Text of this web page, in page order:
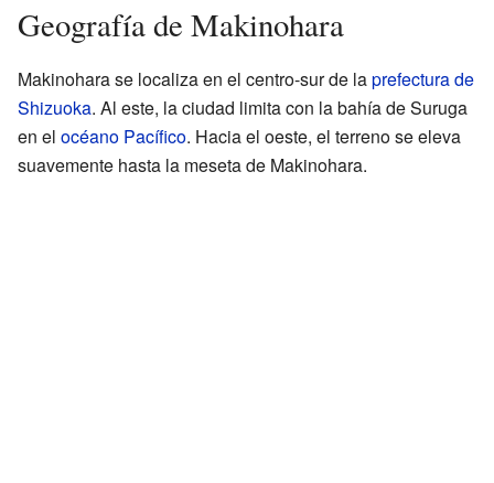
Geografía de Makinohara
Makinohara se localiza en el centro-sur de laprefectura de
Shizuoka. Al este, la ciudad limita con la bahía de Suruga
en el océano Pacífico. Hacia el oeste, el terreno se eleva
suavemente hasta la meseta de Makinohara.